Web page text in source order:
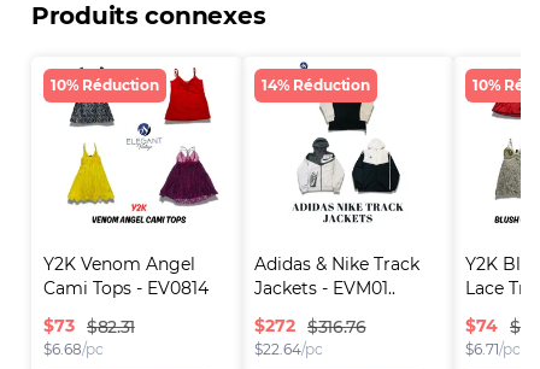
Produits connexes
10% Réduction
Y2K Venom Angel
Cami Tops - EV0814
$73 $82.31
$6.68/pc
14% Réduction
Adidas & Nike Track
Jackets - EVM01..
$272 $316.76
$22.64/pc
10%
Y2K
Lace
$74
$6.71/pc